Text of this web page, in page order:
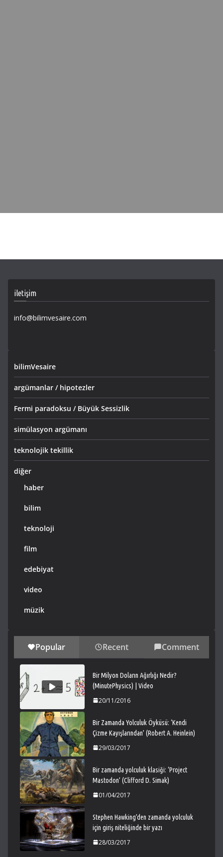
iletişim
info@bilimvesaire.com
bilimVesaire
argümanlar / hipotezler
Fermi paradoksu / Büyük Sessizlik
simülasyon argümanı
teknolojik tekillik
diğer
haber
bilim
teknoloji
film
edebiyat
video
müzik
Popular Recent Comment
Bir Milyon Doların Ağırlığı Nedir?
(MinutePhysics) | Video
20/11/2016
Bir Zamanda Yolculuk Öyküsü: ‘Kendi
Çizme Kayışlarından’ (Robert A. Heinlein)
29/03/2017
Bir zamanda yolculuk klasiği: ‘Project
Mastodon’ (Clifford D. Simak)
01/04/2017
Stephen Hawking’den zamanda yolculuk
için giriş niteliğinde bir yazı
28/03/2017